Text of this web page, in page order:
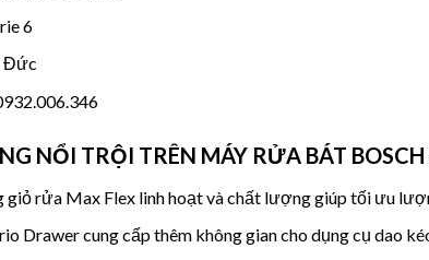
6
Đức
NỔI TRỘI TRÊN MÁY RỬA BÁT
giỏ rửa Max Flex linh hoạt và chất lượng giúp tối ưu
Drawer cung cấp thêm không gian cho dụng cụ dao